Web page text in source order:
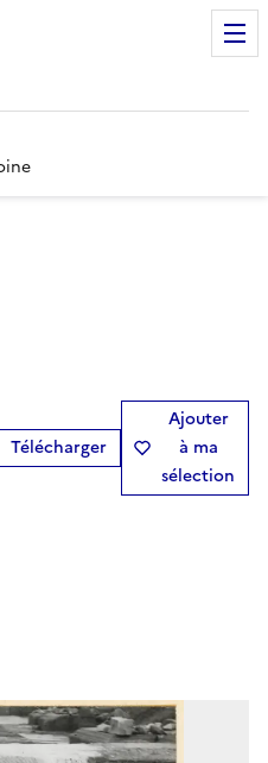
Télécharger
Ajouter
à ma
sélection